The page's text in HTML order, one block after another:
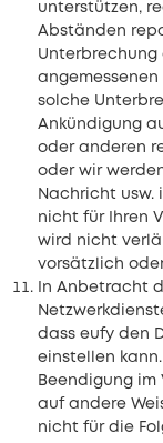
unterstützen,
Abständen
Unterbrechung
angemessenen
solche
Ankündigung
oder anderen
oder wir
Nachricht usw.
nicht für Ihren
wird nicht
vorsätzlich
In Anbetracht
dass eufy den
einstellen
Beendigung im
auf andere
nicht für die